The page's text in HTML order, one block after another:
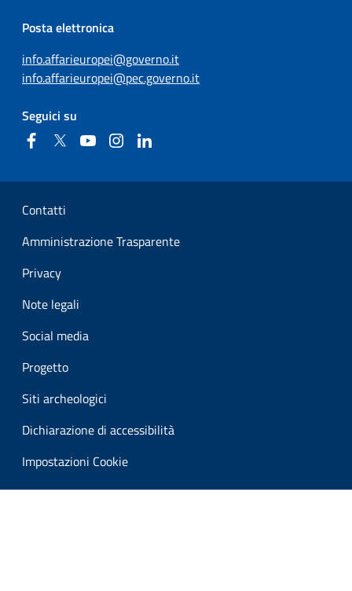
Posta elettronica
info.affarieuropei@governo.it
info.affarieuropei@pec.governo.it
Seguici su
FacebookTwitter YouTubeInstagram
Sezione Link Utili
Contatti
Amministrazione Trasparente
Privacy
Note legali
Social media
Progetto
Siti archeologici
Dichiarazione di accessibilità
Impostazioni Cookie